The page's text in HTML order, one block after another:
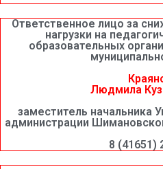
Ответственное лицо за
нагрузки на
образовательных
Людмила
заместитель начальника
администрации
8 (41651)